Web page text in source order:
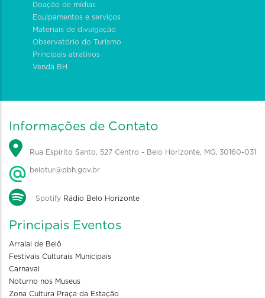
Doação de mídias
Equipamentos e serviços
Materiais de divulgação
Observatório do Turismo
Principais atrativos
Venda BH
Informações de Contato
Rua Espírito Santo, 527 Centro - Belo Horizonte, MG, 30160-031
belotur@pbh.gov.br
Spotify Rádio Belo Horizonte
Principais Eventos
Arraial de Belô
Festivais Culturais Municipais
Carnaval
Noturno nos Museus
Zona Cultura Praça da Estação